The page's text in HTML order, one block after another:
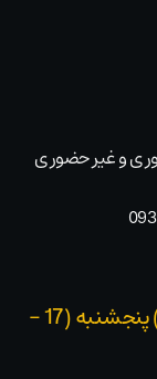
و غیر حضوری
شنبه تا چهارشنبه از ساعت ( 19- 9:30 ) پنجشنبه (17 -